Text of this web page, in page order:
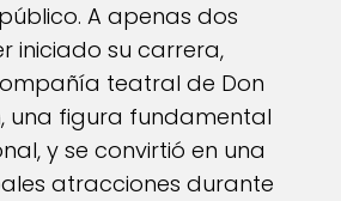
A apenas dos
iniciado su carrera,
teatral de Don
una figura fundamental
y se convirtió en una
atracciones durante